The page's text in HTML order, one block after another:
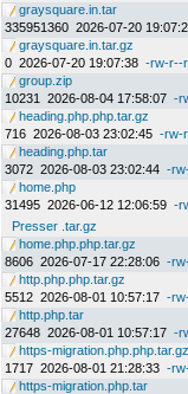
graysquare.in.tar
335951360 2026-07-20
graysquare.in.tar.gz
0 2026-07-20 19:07:38 -rw-r--
group.zip
10231
2026-08-04 17:58:07 -
heading.php.php.tar.gz
716 2026-08-03 23:02:45 -rw-
heading.php.tar
3072 2026-08-03 23:02:44 -
home.php
31495 2026-06-12 12:06:59 -
Presser .tar.gz
home.php.php.tar.gz
8606 2026-07-17 22:28:06 -
http.php.php.tar.gz
5512 2026-08-01 10:57:17 -
http.php.tar
27648 2026-08-01 10:57:17 -
https-migration.php.php.tar.gz
1717 2026-08-01 21:28:33 -
https-migration.php.tar